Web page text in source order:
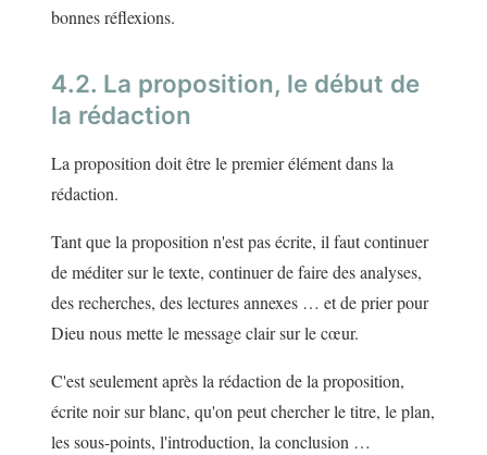
bonnes réflexions.
4.2. La proposition, le début de
la rédaction
La proposition doit être le premier élément dans la
rédaction.
Tant que la proposition n'est pas écrite, il faut continuer
de méditer sur le texte, continuer de faire des analyses,
des recherches, des lectures annexes … et de prier pour
Dieu nous mette le message clair sur le cœur.
C'est seulement après la rédaction de la proposition,
écrite noir sur blanc, qu'on peut chercher le titre, le plan,
les sous-points, l'introduction, la conclusion …